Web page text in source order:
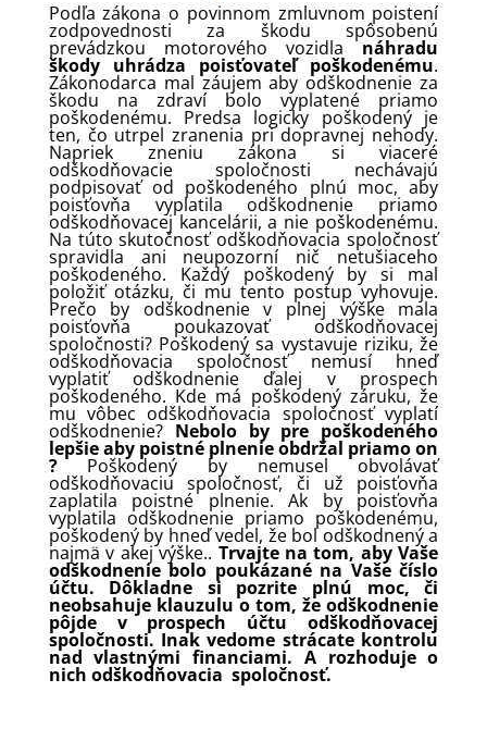
Podľa zákona o povinnom zmluvnom poistení
zodpovednosti za škodu spôsobenú
prevádzkou motorového vozidla náhradu
škody uhrádza poisťovateľ poškodenému.
Zákonodarca mal záujem aby odškodnenie za
škodu na zdraví bolo vyplatené priamo
poškodenému. Predsa logicky poškodený je
ten, čo utrpel zranenia pri dopravnej nehody.
Napriek zneniu zákona si viaceré
odškodňovacie spoločnosti nechávajú
podpisovať od poškodeného plnú moc, aby
poisťovňa vyplatila odškodnenie priamo
odškodňovacej kancelárii, a nie poškodenému.
Na túto skutočnosť odškodňovacia spoločnosť
spravidla ani neupozorní nič netušiaceho
poškodeného. Každý poškodený by si mal
položiť otázku, či mu tento postup vyhovuje.
Prečo by odškodnenie v plnej výške mala
poisťovňa poukazovať odškodňovacej
spoločnosti? Poškodený sa vystavuje riziku, že
odškodňovacia spoločnosť nemusí hneď
vyplatiť odškodnenie ďalej v prospech
poškodeného. Kde má poškodený záruku, že
mu vôbec odškodňovacia spoločnosť vyplatí
odškodnenie? Nebolo by pre poškodeného
lepšie aby poistné plnenie obdržal priamo on
?Poškodený by nemusel obvolávať
odškodňovaciu spoločnosť, či už poisťovňa
zaplatila poistné plnenie. Ak by poisťovňa
vyplatila odškodnenie priamo poškodenému,
poškodený by hneď vedel, že bol odškodnený a
najmä v akej výške.. Trvajte na tom, aby Vaše
odškodnenie bolo poukázané na Vaše číslo
účtu. Dôkladne si pozrite plnú moc, či
neobsahuje klauzulu o tom, že odškodnenie
pôjde v prospech účtu odškodňovacej
spoločnosti. Inak vedome strácate kontrolu
nad vlastnými financiami. A rozhoduje o
nich odškodňovacia spoločnosť.